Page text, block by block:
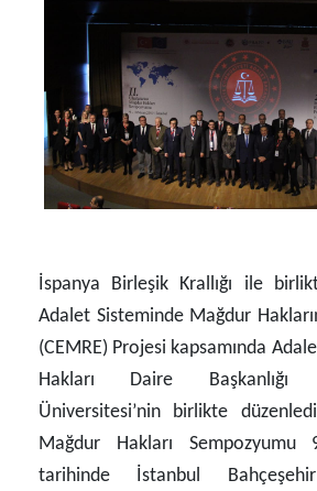
İspanya Birleşik Krallığı ile
Adalet Sisteminde Mağdur
(CEMRE) Projesi kapsamında
Hakları Daire
Üniversitesi’nin birlikte
Mağdur Hakları
tarihinde İstanbul